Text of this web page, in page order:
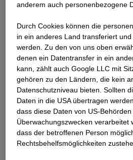
anderem auch personenbezogene
Durch Cookies können die
in ein anderes Land transferiert
werden. Zu den von uns oben
denen ein Datentransfer in ein
kann, zählt auch Google LLC mit
gehören zu den Ländern, die kein
Datenschutzniveau bieten. Sollten
Daten in die USA übertragen
dass diese Daten von US-
Überwachungszwecken verarbeitet
dass der betroffenen Person
Rechtsbehelfsmöglichkeiten